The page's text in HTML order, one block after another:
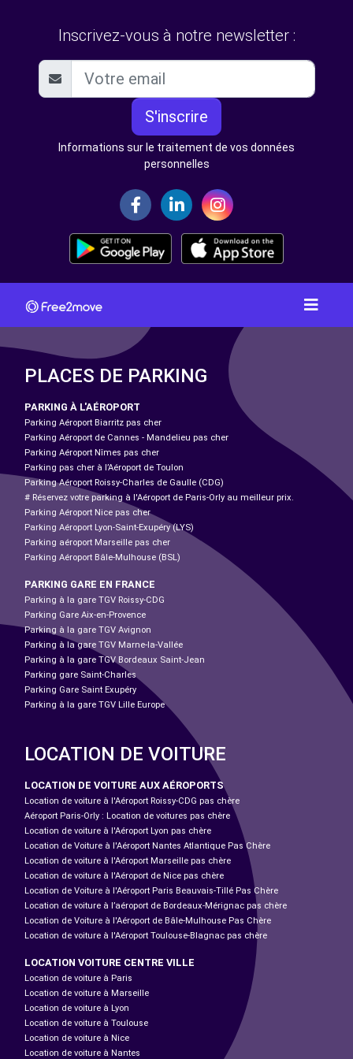
Inscrivez-vous à notre newsletter :
S'inscrire
Informations sur le traitement de vos données
personnelles
PLACES DE PARKING
PARKING À L'AÉROPORT
Parking Aéroport Biarritz pas cher
Parking Aéroport de Cannes - Mandelieu pas cher
Parking Aéroport Nîmes pas cher
Parking pas cher à l’Aéroport de Toulon
Parking Aéroport Roissy-Charles de Gaulle (CDG)
# Réservez votre parking à l'Aéroport de Paris-Orly au meilleur prix.
Parking Aéroport Nice pas cher
Parking Aéroport Lyon-Saint-Exupéry (LYS)
Parking aéroport Marseille pas cher
Parking Aéroport Bâle-Mulhouse (BSL)
PARKING GARE EN FRANCE
Parking à la gare TGV Roissy-CDG
Parking Gare Aix-en-Provence
Parking à la gare TGV Avignon
Parking à la gare TGV Marne-la-Vallée
Parking à la gare TGV Bordeaux Saint-Jean
Parking gare Saint-Charles
Parking Gare Saint Exupéry
Parking à la gare TGV Lille Europe
LOCATION DE VOITURE
LOCATION DE VOITURE AUX AÉROPORTS
Location de voiture à l'Aéroport Roissy-CDG pas chère
Aéroport Paris-Orly : Location de voitures pas chère
Location de voiture à l'Aéroport Lyon pas chère
Location de Voiture à l'Aéroport Nantes Atlantique Pas Chère
Location de voiture à l'Aéroport Marseille pas chère
Location de voiture à l'Aéroport de Nice pas chère
Location de Voiture à l'Aéroport Paris Beauvais-Tillé Pas Chère
Location de voiture à l’aéroport de Bordeaux-Mérignac pas chère
Location de Voiture à l'Aéroport de Bâle-Mulhouse Pas Chère
Location de voiture à l'Aéroport Toulouse-Blagnac pas chère
LOCATION VOITURE CENTRE VILLE
Location de voiture à Paris
Location de voiture à Marseille
Location de voiture à Lyon
Location de voiture à Toulouse
Location de voiture à Nice
Location de voiture à Nantes